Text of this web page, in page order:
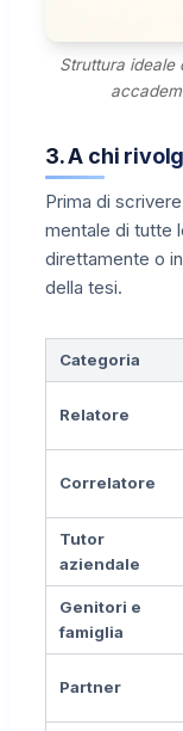
Struttura ideale
3. A chi
Prima di
mentale di tutte
direttamente o
della tesi.
Categoria
Relatore
Correlatore
Tutor
aziendale
Genitori e
famiglia
Partner